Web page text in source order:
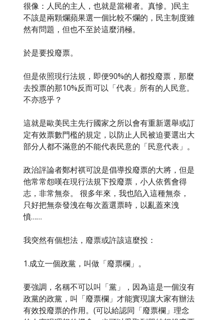
很像：人民的主人，也就是當權者。真慘。)民主
不該是兩顆爛蘋果選一個比較不爛的，民主制度雖
然有問題，但也不至於這麼消極。
於是要投廢票。
但是依照現行法規，即便90%的人都投廢票，那麼
去投票的那10%反而可以「代表」所有的人民意。
不亦惑乎？
這就是歐美民主先行國家之所以會有重新選舉或訂
定有效票數門檻的規定，以防止人民被迫要選出大
部分人都不滿意的不能代表民意的「民意代表」。
政治評論者鄭村祺可說是倡導投廢票的大將，但是
他常常怨嘆在現行法規下投廢票，小人依舊會得
志，非常無奈。 很多年來，我也陷入這種無奈，
只好把無奈發洩在每次蓋選票時，以亂蓋來洩
憤……
我突然有個想法，廢票或許該這麼投：
1.成立一個政黨，叫做「廢票欄」。
要強調，名稱不可以叫「黨」，因為這是一個沒有
政黨的政黨，叫「廢票欄」才能實現讓大家有辦法
有效投廢票的作用。(可以給認同「廢票欄」理念